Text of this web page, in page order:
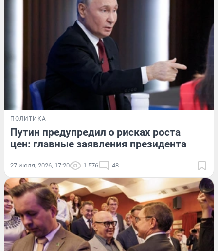
ПОЛИТИКА
Путин предупредил о рисках роста
цен: главные заявления президента
27 июля, 2026, 17:20 1 576 48